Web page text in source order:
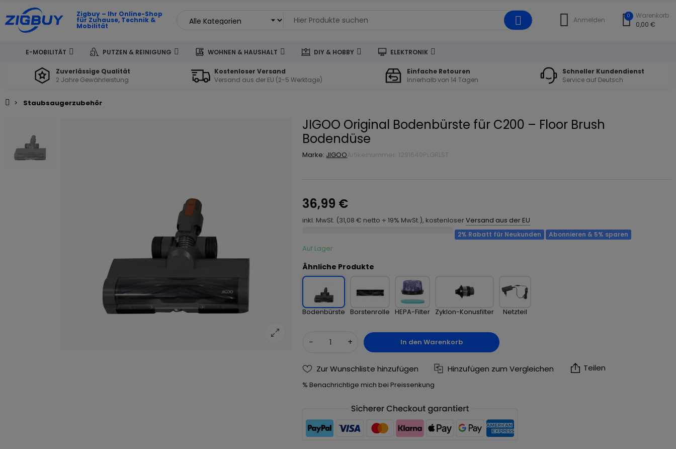
Zigbuy – Ihr Online-Shop
für Zuhause, Technik &
Mobilität
Anmelden 0
Warenkorb
0,00 €
E-MOBILITÄT PUTZEN & REINIGUNG WOHNEN & HAUSHALT DIY & HOBBY ELEKTRONIK
Zuverlässige Qualität
2 Jahre Gewährleistung
Kostenloser Versand
Versand aus der EU (2-5 Werktage)
Einfache Retouren
Innerhalb von 14 Tagen
Schneller Kundendienst
Service auf Deutsch
Staubsaugerzubehör
JIGOO Original Bodenbürste für C200 – Floor Brush
Bodendüse
Marke: JIGOO
36,99 €
inkl. MwSt. (31,08 € netto + 19% MwSt.), kostenloserVersand aus der EU
2% Rabatt für Neukunden Abonnieren & 5% sparen
Auf Lager
Ähnliche Produkte
Bodenbürste Borstenrolle HEPA-Filter Zyklon-Konusfilter Netzteil
− + In den Warenkorb
Zur Wunschliste hinzufügen Hinzufügen zum Vergleichen Teilen
% Benachrichtige mich bei Preissenkung